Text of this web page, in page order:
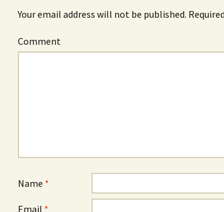
Your email address will not be published.
Comment
Name *
Email *